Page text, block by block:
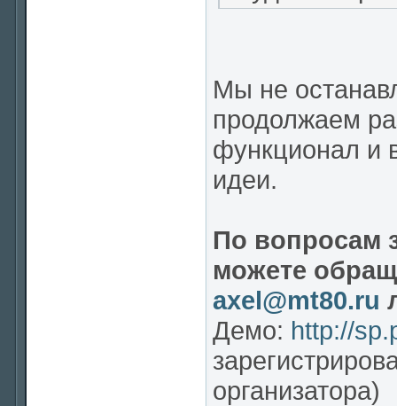
Мы не
продолжаем
функционал и
идеи.
По вопросам
можете
axel@mt80.ru
Демо: http://
организатора)